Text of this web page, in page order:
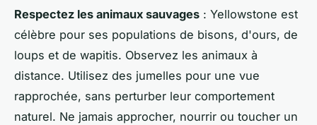
Respectez les animaux sauvages : Yellowstone est
célèbre pour ses populations de bisons, d'ours, de
loups et de wapitis. Observez les animaux à
distance. Utilisez des jumelles pour une vue
rapprochée, sans perturber leur comportement
naturel. Ne jamais approcher, nourrir ou toucher un